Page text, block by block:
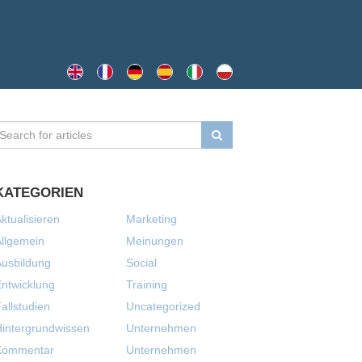
Marketing
Meinungen
Social
Training
Uncategorized
Unternehmen
Unternehmen